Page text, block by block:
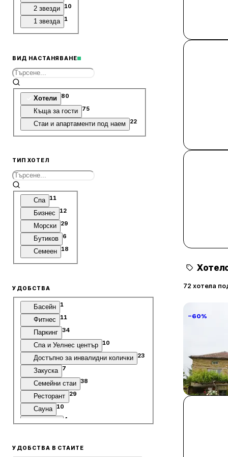
2 звезди 10
1 звезда 1
ВИД НАСТАНЯВАНЕ
Хотели 80
Къща за гости 75
Стаи и апартаменти под наем 22
ТИП ХОТЕЛ
Спа 11
Бизнес 12
Морски 29
Бутиков 6
Семеен 18
УДОБСТВА
Басейн 1
Фитнес 11
Паркинг 34
Спа и Уелнес център 10
Достъпно за инвалидни колички 23
Закуска 7
Семейни стаи 38
Ресторант 29
Сауна 10
4
УДОБСТВА В СТАИТЕ
72 хотела
−60%
Villa Vin
Винарово